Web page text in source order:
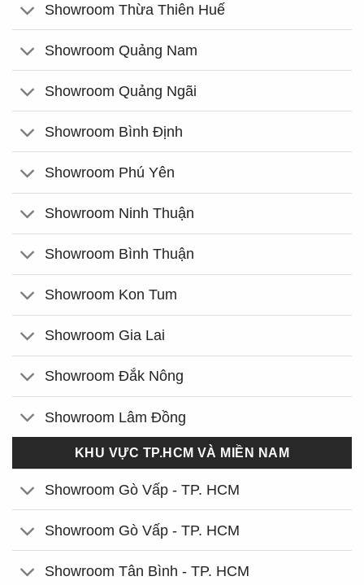
Showroom Thừa Thiên Huế
Showroom Quảng Nam
Showroom Quảng Ngãi
Showroom Bình Định
Showroom Phú Yên
Showroom Ninh Thuận
Showroom Bình Thuận
Showroom Kon Tum
Showroom Gia Lai
Showroom Đắk Nông
Showroom Lâm Đồng
KHU VỰC TP.HCM VÀ MIỀN NAM
Showroom Gò Vấp - TP. HCM
Showroom Gò Vấp - TP. HCM
Showroom Tân Bình - TP. HCM